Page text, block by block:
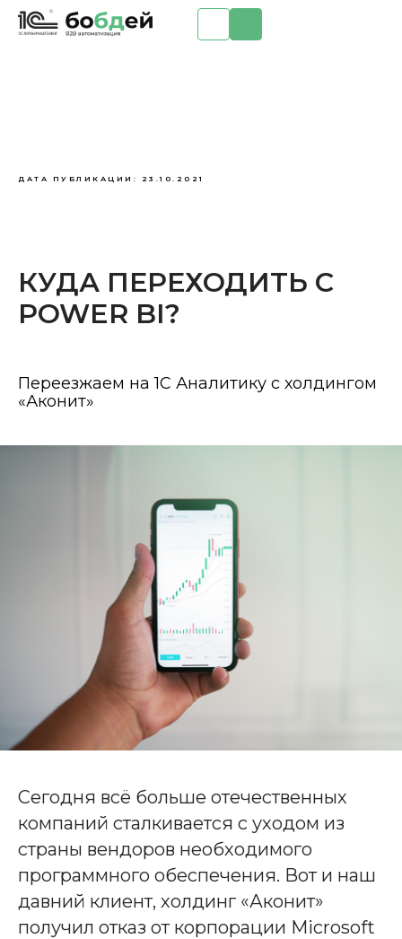
ДАТА ПУБЛИКАЦИИ: 23.10.2021
КУДА ПЕРЕХОДИТЬ С
POWER BI?
Переезжаем на 1С Аналитику с холдингом
«Аконит»
Сегодня всё больше отечественных
компаний сталкивается с уходом из
страны вендоров необходимого
программного обеспечения. Вот и наш
давний клиент, холдинг «Аконит»
получил отказ от корпорации Microsoft